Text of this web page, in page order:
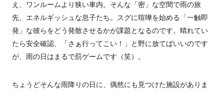
え、ワンルームより狭い車内。そんな「密」な空間で雨の旅
先、エネルギッシュな息子たち。スグに喧嘩を始める「一触即
発」な彼らをどう発散させるかが課題となるのです。晴れてい
たら安全確認、「さぁ行ってこい！」と野に放てばいいのです
が、雨の日はまるで罰ゲームです（笑）。
ちょうどそんな雨降りの日に、偶然にも見つけた施設がありま